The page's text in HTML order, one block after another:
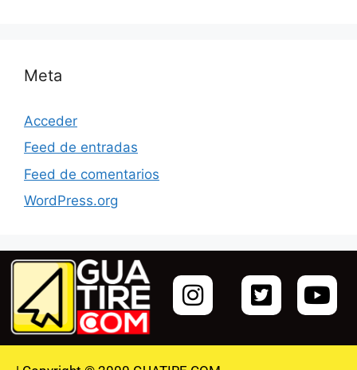
Meta
Acceder
Feed de entradas
Feed de comentarios
WordPress.org